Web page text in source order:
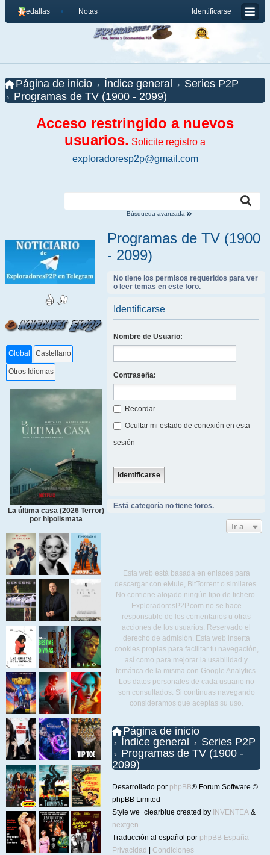
Identificarse
Medallas Notas
Página de inicio Índice general
Series P2P
Programas de TV (1900 - 2099)
Acceso restringido a nuevos
usuarios. Solicite registro a
exploradoresp2p@gmail.com
Búsqueda avanzada
Global Castellano
Otros Idiomas
La última casa (2026 Terror)
por hipolismata
Programas de TV (1900
- 2099)
No tiene los permisos requeridos para ver
o leer temas en este foro.
Identificarse
Nombre de Usuario:
Contraseña:
Recordar
Ocultar mi estado de conexión en esta
sesión
Está categoría no tiene foros.
Ir a
Esta web está basada en enlaces para
descargar con eMule, BitTorrent o similares.
No contiene alojado ningún tipo de fichero.
ExploradoresP2P.com no se hace
responsable de los comentarios u otras
acciones de los usuarios. Reservado el
derecho de admisión. Esta web inserta
cookies propias para facilitar tu navegación,
así como para mejorar la usabilidad y
temática de la misma con Google Analytics.
Los datos personales de cada usuario no
son consultados. Si continuas navegando
consideramos que aceptas su uso.
Página de inicio
Índice general
Series P2P
Programas de TV (1900 -
2099)
Desarrollado por phpBB® Forum Software ©
phpBB Limited
Style we_clearblue created by INVENTEA &
nextgen
Traducción al español por phpBB España
Privacidad
Condiciones